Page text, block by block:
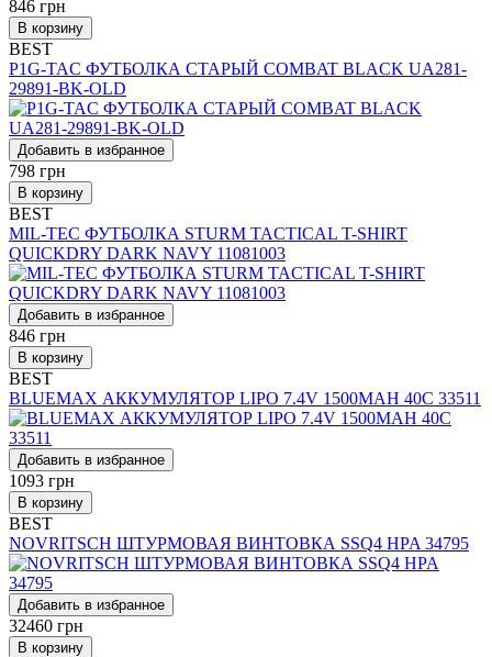
846 грн
В корзину
BEST
P1G-TAC ФУТБОЛКА СТАРЫЙ COMBAT BLACK UA281-
29891-BK-OLD
Добавить в избранное
798 грн
В корзину
BEST
MIL-TEC ФУТБОЛКА STURM TACTICAL T-SHIRT
QUICKDRY DARK NAVY 11081003
Добавить в избранное
846 грн
В корзину
BEST
BLUEMAX АККУМУЛЯТОР LIPO 7.4V 1500MAH 40C 33511
Добавить в избранное
1093 грн
В корзину
BEST
NOVRITSCH ШТУРМОВАЯ ВИНТОВКА SSQ4 HPA 34795
Добавить в избранное
32460 грн
В корзину